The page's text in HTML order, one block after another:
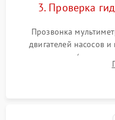
3. Проверка
Прозвонка
двигателей насосов и
прессостата
концевика дверцы и